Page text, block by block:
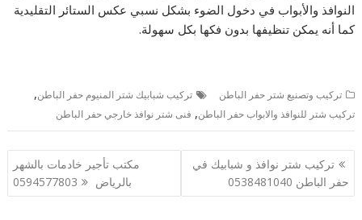
النوافذ والأبواب في دخول الضوء بشكل نسبي عكس الستائر التقليدية
كما أنه يمكن تنظيفها بدون فكها بكل سهولة.
تركيب وتصنيع شتر حفر الباطن تركيب شبابيك شتر المنيوم حفر الباطن,
تركيب شتر للنوافذ والابواب حفر الباطن, فنى شتر نوافذ خارجي حفر الباطن
تصفّح
المقالات
تركيب شتر نوافذ و شبابيك في
حفر الباطن 0538481040
مكتب تأجير خادمات بالشهر
بالرياض 0594577803